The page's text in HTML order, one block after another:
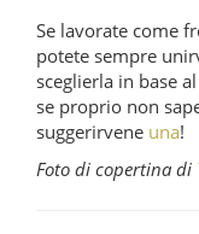
Se lavorate come
potete sempre
sceglierla in base
se proprio non
suggerirvene una!
Foto di copertina di